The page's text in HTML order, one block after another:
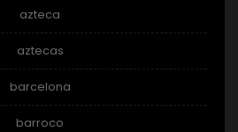
azteca
aztecas
barcelona
barroco